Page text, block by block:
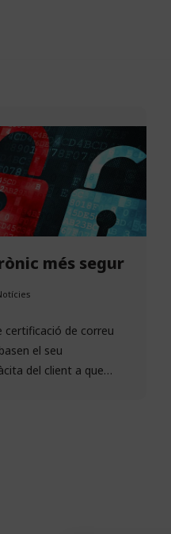
més segur
certificació de correu
el seu
del client a que…